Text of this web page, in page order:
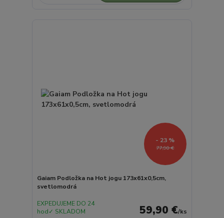
77,90 €
- 23 %
Gaiam Podložka na Hot jogu 173x61x0,5cm,
svetlomodrá
59,90 €/ks
EXPEDUJEME DO 24
hod✓ SKLADOM